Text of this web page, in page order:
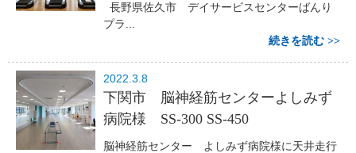
長野県佐久市 デイサービスセンターばんり
プラ...
続きを読む
2022.3.8
下関市 脳神経筋センターよしみず
病院様 SS-300 SS-450
脳神経筋センター よしみず病院様に天井走行